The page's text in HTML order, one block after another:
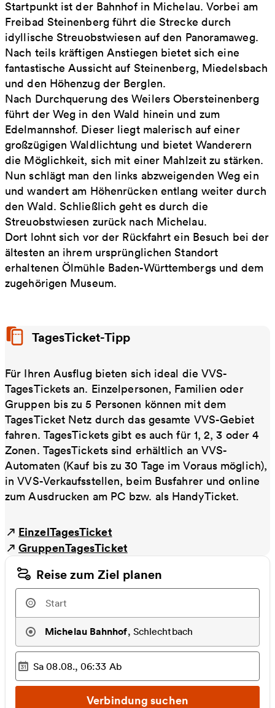
Startpunkt ist der Bahnhof in Michelau. Vorbei am
Freibad Steinenberg führt die Strecke durch
idyllische Streuobstwiesen auf den Panoramaweg.
Nach teils kräftigen Anstiegen bietet sich eine
fantastische Aussicht auf Steinenberg, Miedelsbach
und den Höhenzug der Berglen.
Nach Durchquerung des Weilers Obersteinenberg
führt der Weg in den Wald hinein und zum
Edelmannshof. Dieser liegt malerisch auf einer
großzügigen Waldlichtung und bietet Wanderern
die Möglichkeit, sich mit einer Mahlzeit zu stärken.
Nun schlägt man den links abzweigenden Weg ein
und wandert am Höhenrücken entlang weiter durch
den Wald. Schließlich geht es durch die
Streuobstwiesen zurück nach Michelau.
Dort lohnt sich vor der Rückfahrt ein Besuch bei der
ältesten an ihrem ursprünglichen Standort
erhaltenen Ölmühle Baden-Württembergs und dem
zugehörigen Museum.
TagesTicket-Tipp
Für Ihren Ausflug bieten sich ideal die VVS-
TagesTickets an. Einzelpersonen, Familien oder
Gruppen bis zu 5 Personen können mit dem
TagesTicket Netz durch das gesamte VVS-Gebiet
fahren. TagesTickets gibt es auch für 1, 2, 3 oder 4
Zonen. TagesTickets sind erhältlich an VVS-
Automaten (Kauf bis zu 30 Tage im Voraus möglich),
in VVS-Verkaufsstellen, beim Busfahrer und online
zum Ausdrucken am PC bzw. als HandyTicket.
EinzelTagesTicket
GruppenTagesTicket
Reise zum Ziel planen
Michelau Bahnhof, Schlechtbach
Ausgewählter Zeitpunkt
Sa 08.08., 06:33 Ab
Verbindung suchen